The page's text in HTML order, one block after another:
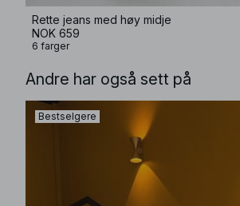
Rette jeans med høy midje
NOK 659
6 farger
Andre har også sett på
Bestselgere